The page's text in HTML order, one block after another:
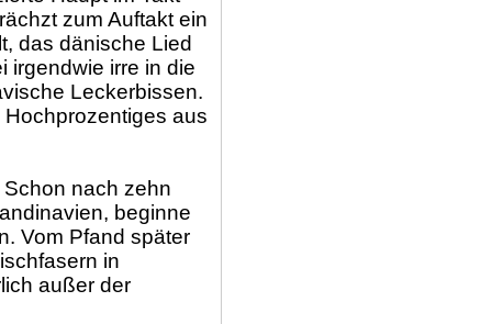
zum Auftakt ein
das dänische Lied
irgendwie irre in die
Leckerbissen.
aus
nach zehn
beginne
Vom Pfand später
in
außer der